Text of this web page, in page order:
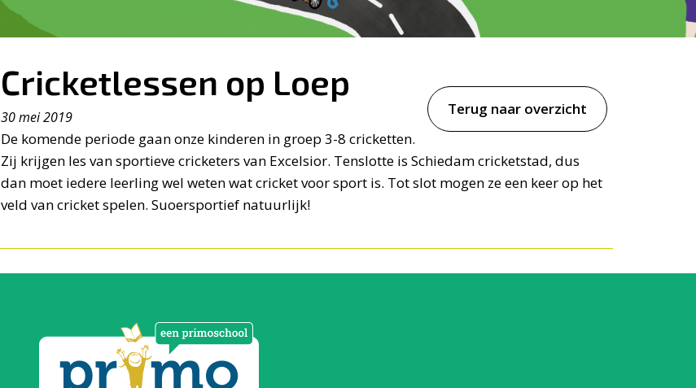
Terug naar overzicht
Cricketlessen op Loep
30 mei 2019
De komende periode gaan onze kinderen in groep 3-8 cricketten.
Zij krijgen les van sportieve cricketers van Excelsior. Tenslotte is Schiedam cricketstad, dus
dan moet iedere leerling wel weten wat cricket voor sport is. Tot slot mogen ze een keer op het
veld van cricket spelen. Suoersportief natuurlijk!